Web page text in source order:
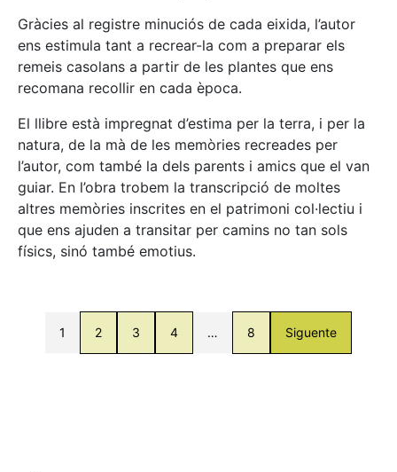
Gràcies al registre minuciós de cada eixida, l’autor
ens estimula tant a recrear-la com a preparar els
remeis casolans a partir de les plantes que ens
recomana recollir en cada època.
El llibre està impregnat d’estima per la terra, i per la
natura, de la mà de les memòries recreades per
l’autor, com també la dels parents i amics que el van
guiar. En l’obra trobem la transcripció de moltes
altres memòries inscrites en el patrimoni col·lectiu i
que ens ajuden a transitar per camins no tan sols
físics, sinó també emotius.
1 2 3 4 … 8 Siguente